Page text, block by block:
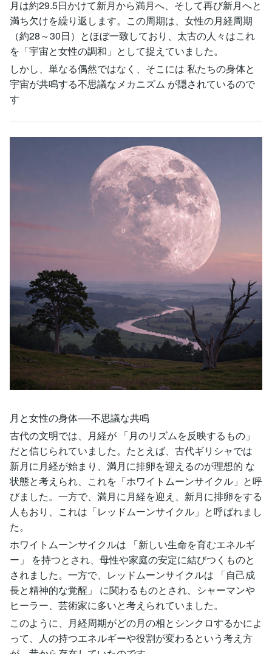
月は約29.5日かけて新月から満月へ、そして再び新月へと
満ち欠けを繰り返します。この周期は、女性の月経周期
（約28～30日）とほぼ一致しており、太古の人々はこれ
を「宇宙と女性の調和」として捉えていました。
しかし、単なる偶然ではなく、そこには 私たちの身体と
宇宙が共鳴する不思議なメカニズム が隠されているので
す
月と女性の身体──不思議な共鳴
古代の文明では、月経が 「月のリズムを反映するもの」
だと信じられていました。たとえば、古代ギリシャでは
新月に月経が始まり、満月に排卵を迎えるのが理想的 な
状態と考えられ、これを「ホワイトムーンサイクル」と呼
びました。一方で、満月に月経を迎え、新月に排卵をする
人もおり、これは「レッドムーンサイクル」と呼ばれまし
た。
ホワイトムーンサイクルは 「新しい生命を育むエネルギ
ー」 を持つとされ、母性や家庭の安定に結びつくものと
されました。一方で、レッドムーンサイクルは 「自己成
長と精神的な覚醒」 に関わるものとされ、シャーマンや
ヒーラー、芸術家に多いと考えられていました。
このように、月経周期がどの月の相とシンクロするかによ
って、人の持つエネルギーや役割が変わるという考え方